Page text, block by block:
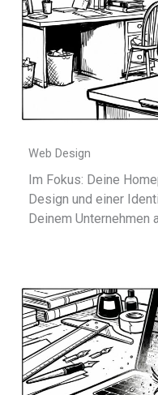
Web Design
Im Fokus: Deine
Design und einer
Deinem Unternehmen